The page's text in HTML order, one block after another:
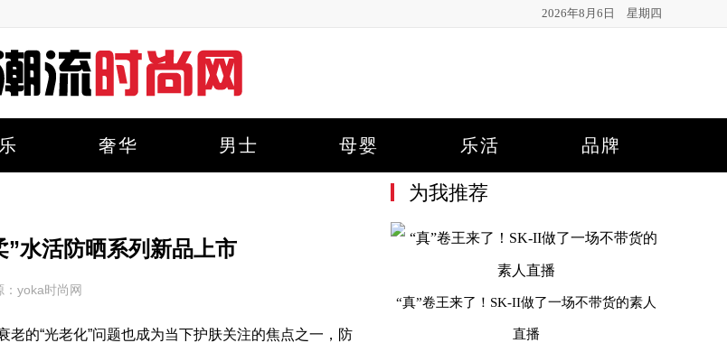
2026年8月6日 星期四
奢华 男士 母婴 乐活 品牌
水活防晒系列新品上市
yoka时尚网
的“光老化”问题也成为当下护肤关注的焦点之一，防
为我推荐
“真”卷王来了！SK-II做了一场不带货的素人
直播